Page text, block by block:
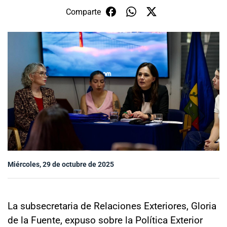
Subsecretaría de Relaciones Económicas
Internacionales
Sala de prensa
modo claro
Comparte
Miércoles, 29 de octubre de 2025
La subsecretaria de Relaciones Exteriores, Gloria
de la Fuente, expuso sobre la Política Exterior